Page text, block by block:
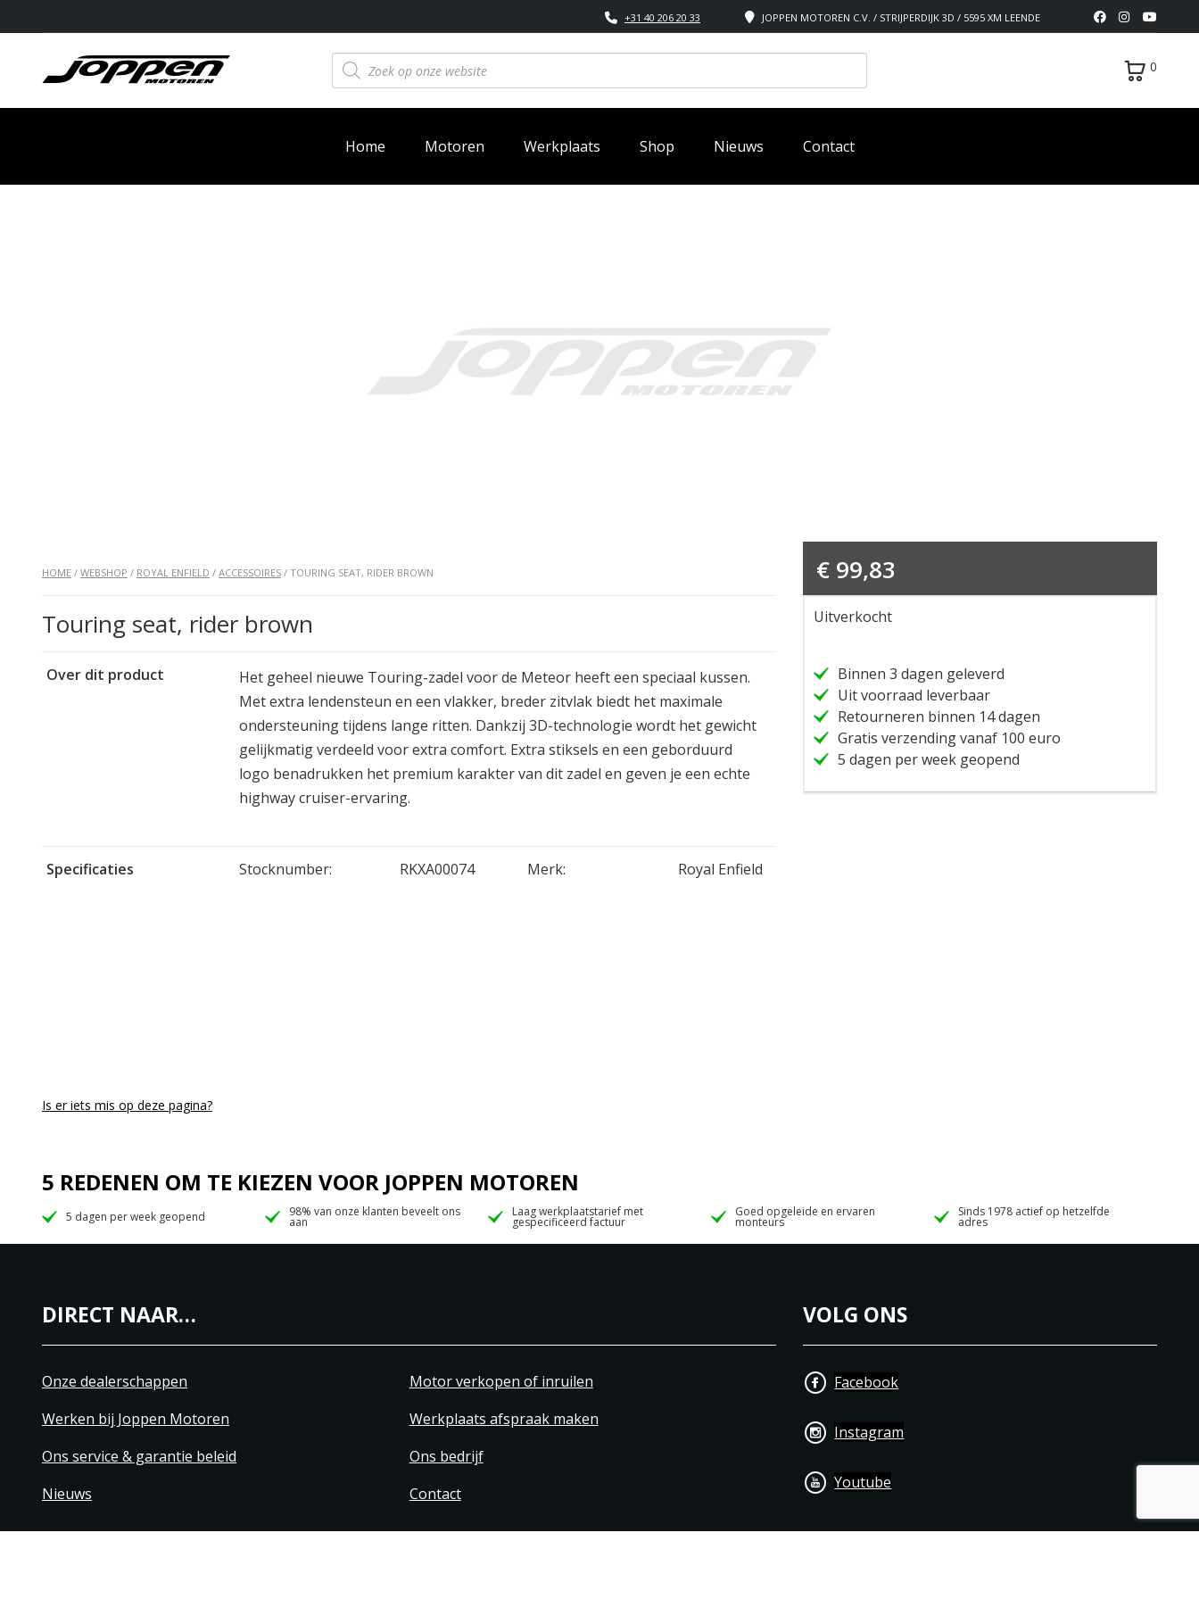
JOPPEN MOTOREN C.V. / STRIJPERDIJK 3D / 5595 XM LEENDE
+31 40 206 20 33
Producten
zoeken 0
Home Motoren Werkplaats Shop Nieuws Contact
HOME / WEBSHOP / ROYAL ENFIELD / ACCESSOIRES / TOURING SEAT, RIDER BROWN
Touring seat, rider brown
Over dit product
Het geheel nieuwe Touring-zadel voor de Meteor heeft een speciaal kussen.
Met extra lendensteun en een vlakker, breder zitvlak biedt het maximale
ondersteuning tijdens lange ritten. Dankzij 3D-technologie wordt het gewicht
gelijkmatig verdeeld voor extra comfort. Extra stiksels en een geborduurd
logo benadrukken het premium karakter van dit zadel en geven je een echte
highway cruiser-ervaring.
Specificaties Stocknumber: RKXA00074 Merk: Royal Enfield
€ 99,83
Uitverkocht
Binnen 3 dagen geleverd
Uit voorraad leverbaar
Retourneren binnen 14 dagen
Gratis verzending vanaf 100 euro
5 dagen per week geopend
Is er iets mis op deze pagina?
5 REDENEN OM TE KIEZEN VOOR JOPPEN MOTOREN
5 dagen per week geopend 98% van onze klanten beveelt ons
aan
Laag werkplaatstarief met
gespecificeerd factuur
Goed opgeleide en ervaren
monteurs
Sinds 1978 actief op hetzelfde
adres
DIRECT NAAR…
Onze dealerschappen
Motor verkopen of inruilen
Werken bij Joppen Motoren
Werkplaats afspraak maken
Ons service & garantie beleid
Ons bedrijf
Nieuws
Contact
VOLG ONS
Facebook
Instagram
Youtube